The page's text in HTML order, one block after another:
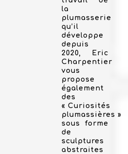
la
plumasserie
qu’il
développe
depuis
2020, Eric
Charpentier
vous
propose
également
des
« Curiosités
plumassières »
sous forme
de
sculptures
abstraites